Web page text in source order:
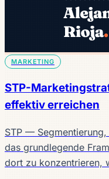
MARKETING
STP-
effektiv erreichen
STP —
das grundlegende
dort zu konzentrieren,